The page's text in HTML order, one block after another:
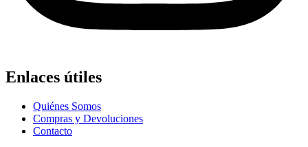
Enlaces útiles
Quiénes Somos
Compras y Devoluciones
Contacto